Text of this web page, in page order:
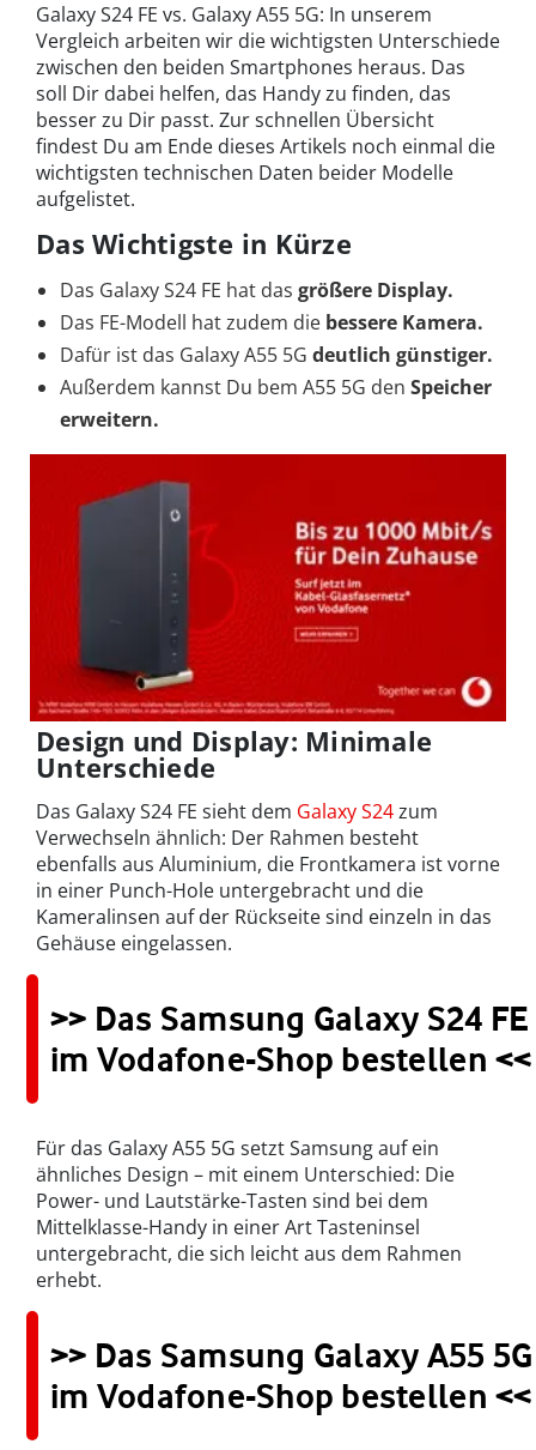
Galaxy S24 FE vs. Galaxy A55 5G: In unserem
Vergleich arbeiten wir die wichtigsten Unterschiede
zwischen den beiden Smartphones heraus. Das
soll Dir dabei helfen, das Handy zu finden, das
besser zu Dir passt. Zur schnellen Übersicht
findest Du am Ende dieses Artikels noch einmal die
wichtigsten technischen Daten beider Modelle
aufgelistet.
Das Wichtigste in Kürze
Das Galaxy S24 FE hat das größere Display.
Das FE-Modell hat zudem die bessere Kamera.
Dafür ist das Galaxy A55 5G deutlich günstiger.
Außerdem kannst Du bem A55 5G den Speicher
erweitern.
Design und Display: Minimale
Unterschiede
Das Galaxy S24 FE sieht dem Galaxy S24zum
Verwechseln ähnlich: Der Rahmen besteht
ebenfalls aus Aluminium, die Frontkamera ist vorne
in einer Punch-Hole untergebracht und die
Kameralinsen auf der Rückseite sind einzeln in das
Gehäuse eingelassen.
>> Das Samsung Galaxy S24 FE
im Vodafone-Shop bestellen <<
Für das Galaxy A55 5G setzt Samsung auf ein
ähnliches Design – mit einem Unterschied: Die
Power- und Lautstärke-Tasten sind bei dem
Mittelklasse-Handy in einer Art Tasteninsel
untergebracht, die sich leicht aus dem Rahmen
erhebt.
>> Das Samsung Galaxy A55 5G
im Vodafone-Shop bestellen <<